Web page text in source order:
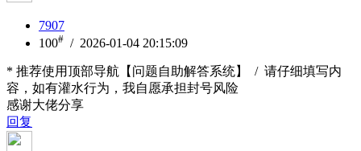
7907
100# / 2026-01-04 20:15:09
* 推荐使用顶部导航【问题自助解答系统】 / 请仔细填写内
容，如有灌水行为，我自愿承担封号风险
感谢大佬分享
回复